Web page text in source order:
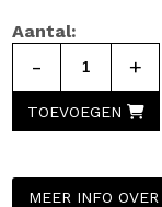
Aantal:
- +
TOEVOEGEN
MEER INFO